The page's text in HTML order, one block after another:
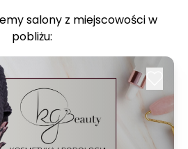
salony z miejscowości w
pobliżu: